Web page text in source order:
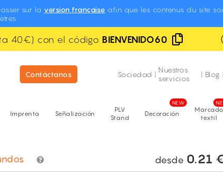
sur la version française afin que les contenus du site
40€) con el código BIENVENIDO60
Contáctanos Sociedad | Nuestros
servicios
| Blog |
Imprenta Señalización
PLV
Stand
Decoración
Marcado
textil
desde 0.21